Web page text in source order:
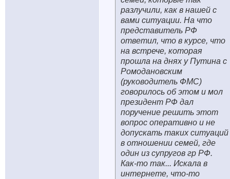
разлучили, как в нашей с
вами ситуации. На что
представитель РФ
ответил, что в курсе, что
на встрече, которая
прошла на днях у Путина с
Ромодановским
(руководитель ФМС)
говорилось об этом и мол
президент РФ дал
поручение решить этот
вопрос оперативно и не
допускать таких ситуаций
в отношении семей, где
один из супругов гр РФ.
Как-то так... Искала в
интернете, что-то